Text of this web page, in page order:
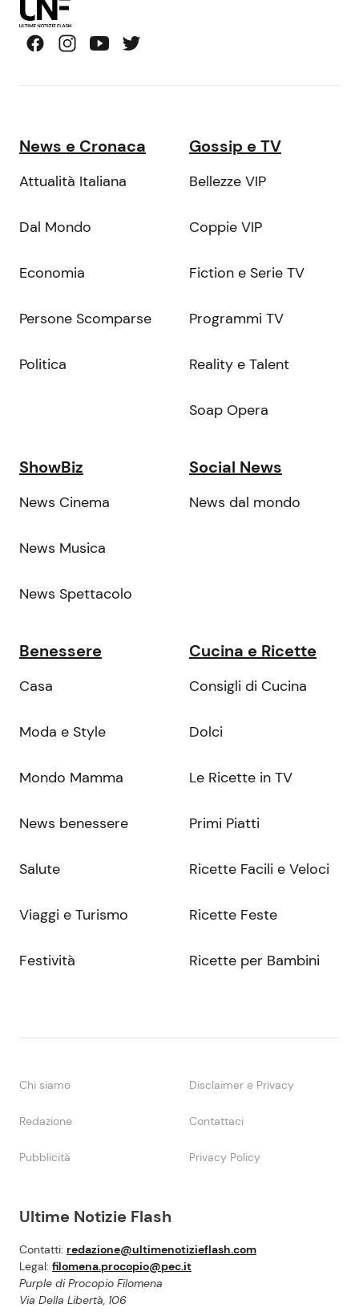
Ultime Notizie Flash
Contatti: redazione@ultimenotizieflash.com
Legal: filomena.procopio@pec.it
Purple di Procopio Filomena
Via Della Libertà, 106
News e Cronaca
Attualità Italiana
Dal Mondo
Economia
Persone Scomparse
Politica
Gossip e TV
Bellezze VIP
Coppie VIP
Fiction e Serie TV
Programmi TV
Reality e Talent
Soap Opera
ShowBiz
News Cinema
News Musica
News Spettacolo
Social News
News dal mondo
Benessere
Casa
Moda e Style
Mondo Mamma
News benessere
Salute
Viaggi e Turismo
Festività
Cucina e Ricette
Consigli di Cucina
Dolci
Le Ricette in TV
Primi Piatti
Ricette Facili e Veloci
Ricette Feste
Ricette per Bambini
Chi siamo Disclaimer e Privacy
Redazione Contattaci
Pubblicità Privacy Policy